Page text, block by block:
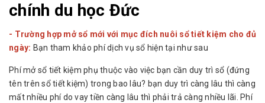
chính du học Đức
- Trường hợp mở sổ mới với mục đích nuôi sổ tiết kiệm cho đủ
ngày: Bạn tham khảo phí dịch vụ sổ hiện tại như sau
Phí mở sổ tiết kiệm phụ thuộc vào việc bạn cần duy trì sổ (đứng
tên trên sổ tiết kiệm) trong bao lâu? bạn duy trì càng lâu thì càng
mất nhiều phí do vay tiền càng lâu thì phải trả càng nhiều lãi. Phí